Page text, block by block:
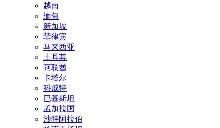
越南
缅甸
新加坡
菲律宾
马来西亚
土耳其
阿联酋
卡塔尔
科威特
巴基斯坦
孟加拉国
沙特阿拉伯